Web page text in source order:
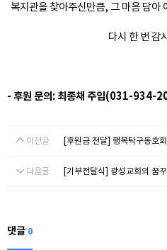
복지관을 찾아주신만큼, 그 마음 담아
다시 한 번 감
- 후원 문의: 최종채 주임(031-934-
이전글 [후원금 전달] 행복탁구동호
다음글
[기부전달식] 광성교회의 꿈
댓글 0